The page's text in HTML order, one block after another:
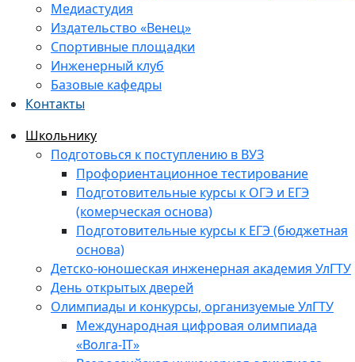
Медиастудия
Издательство «Венец»
Спортивные площадки
Инженерный клуб
Базовые кафедры
Контакты
Школьнику
Подготовься к поступлению в ВУЗ
Профориентационное тестирование
Подготовительные курсы к ОГЭ и ЕГЭ
(комерческая основа)
Подготовительные курсы к ЕГЭ (бюджетная
основа)
Детско-юношеская инженерная академия УлГТУ
День открытых дверей
Олимпиады и конкурсы, организуемые УлГТУ
Международная цифровая олимпиада
«Волга-IT»